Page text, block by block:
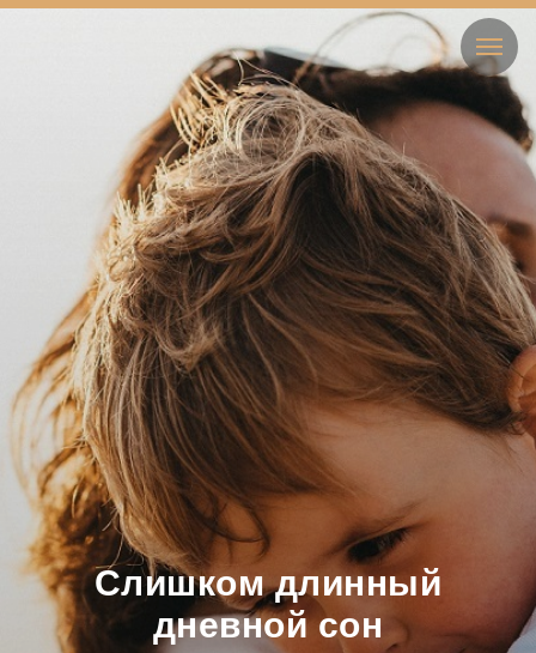
Слишком длинный
дневной сон